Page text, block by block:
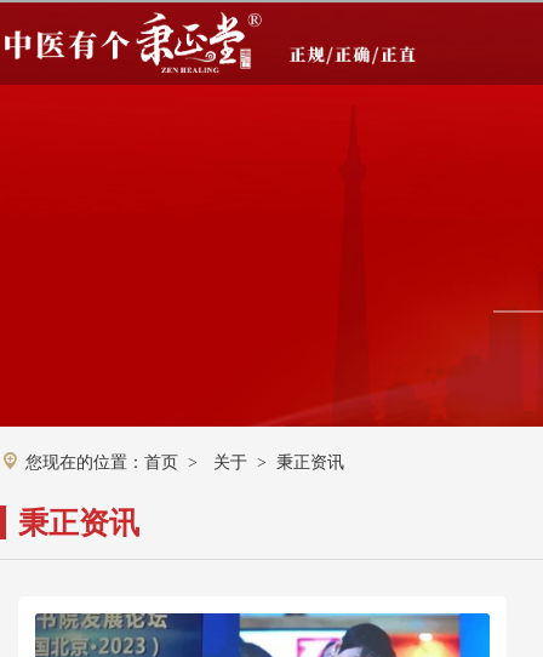
您现在的位置： 首页 > 关于 > 秉正资讯
秉正资讯